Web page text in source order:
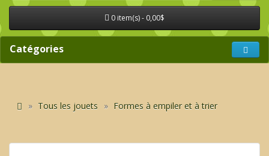
0 item(s) - 0,00$
Catégories
Tous les jouets Formes à empiler et à trier